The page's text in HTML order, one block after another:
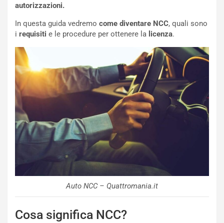
autorizzazioni.
In questa guida vedremo come diventare NCC, quali sono
i requisiti e le procedure per ottenere la licenza.
Auto NCC – Quattromania.it
Cosa significa NCC?